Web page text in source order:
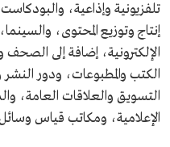
تلفزيونية وإذاعية،
إنتاج وتوزيع المحتوى،
الإلكترونية، إضافة إلى الصحف
الكتب والمطبوعات، ودور النشر
التسويق والعلاقات العامة،
الإعلامية، ومكاتب قياس وسائل